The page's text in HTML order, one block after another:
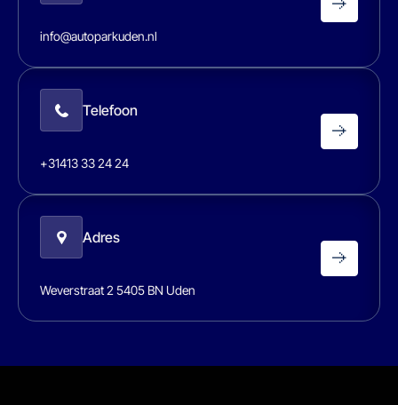
info@autoparkuden.nl
Telefoon
+31413 33 24 24
Adres
Weverstraat 2 5405 BN Uden